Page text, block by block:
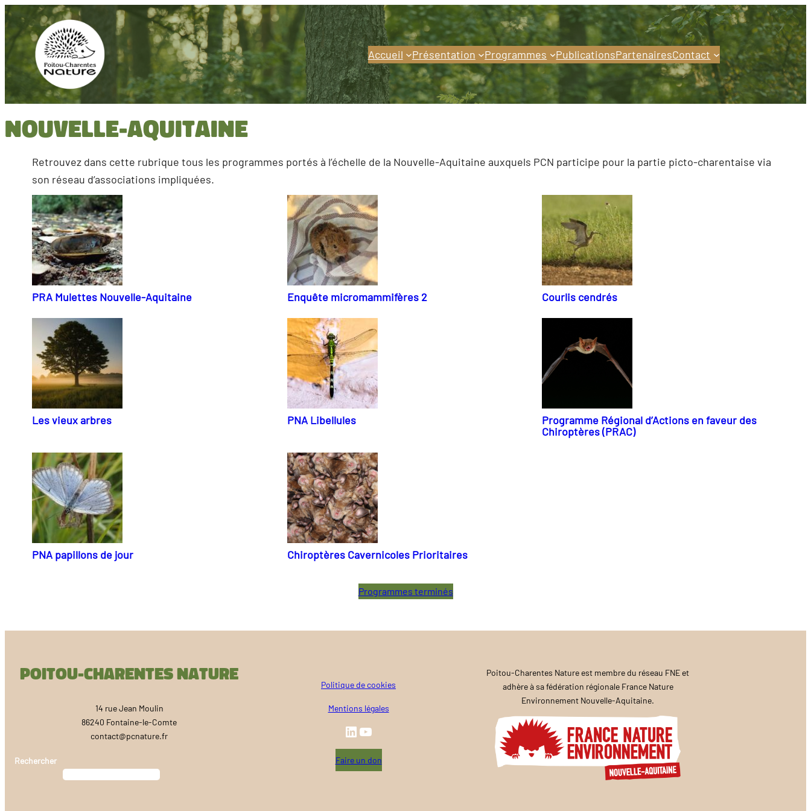
Aller
contenu
Accueil Présentation Programmes PublicationsPartenairesContact
Nouvelle-Aquitaine
Retrouvez dans cette rubrique tous les programmes portés à l’échelle de la Nouvelle-Aquitaine auxquels PCN participe pour la partie picto-charentaise via
son réseau d’associations impliquées.
PRA Mulettes Nouvelle-Aquitaine Enquête micromammifères 2 Courlis cendrés
Les vieux arbres PNA Libellules
Programme Régional d’Actions en faveur des
Chiroptères (PRAC)
PNA papillons de jour Chiroptères Cavernicoles Prioritaires
Programmes terminés
Poitou-Charentes Nature
14 rue Jean Moulin
86240 Fontaine-le-Comte
contact@pcnature.fr
Rechercher
Politique de cookies
Mentions légales
LinkedIn
YouTube
Faire un don
Poitou-Charentes Nature est membre du réseau FNE et
adhère à sa fédération régionale France Nature
Environnement Nouvelle-Aquitaine.